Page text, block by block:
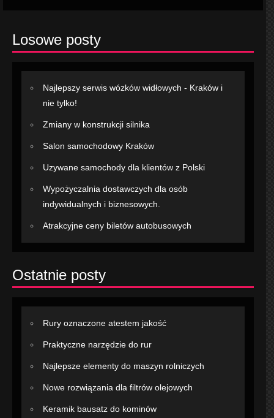
Losowe posty
Najlepszy serwis wózków widłowych - Kraków i
nie tylko!
Zmiany w konstrukcji silnika
Salon samochodowy Kraków
Uzywane samochody dla klientów z Polski
Wypożyczalnia dostawczych dla osób
indywidualnych i biznesowych.
Atrakcyjne ceny biletów autobusowych
Ostatnie posty
Rury oznaczone atestem jakość
Praktyczne narzędzie do rur
Najlepsze elementy do maszyn rolniczych
Nowe rozwiązania dla filtrów olejowych
Keramik bausatz do kominów